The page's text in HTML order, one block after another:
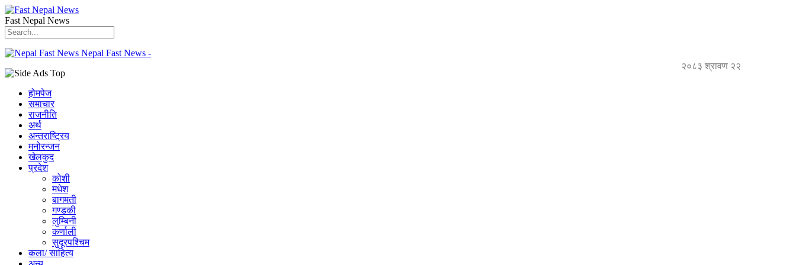
Fast Nepal News
Nepal Fast News -
२०८३ श्रावण २२
होमपेज
समाचार
राजनीति
अर्थ
अन्तराष्ट्रिय
मनोरन्जन
खेलकुद
प्रदेश
कोशी
मधेश
बागमती
गण्डकी
लुम्बिनी
कर्णाली
सुदूरपश्चिम
कला/ साहित्य